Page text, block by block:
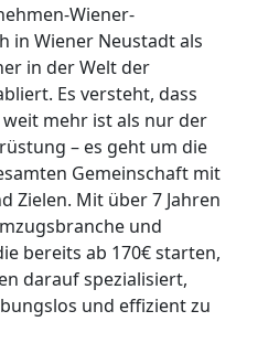
Wiener-
in Wiener Neustadt als
in der Welt der
Es versteht, dass
weit mehr ist als nur der
– es geht um die
Gemeinschaft mit
Zielen. Mit über 7 Jahren
und
bereits ab 170€ starten,
darauf spezialisiert,
und effizient zu